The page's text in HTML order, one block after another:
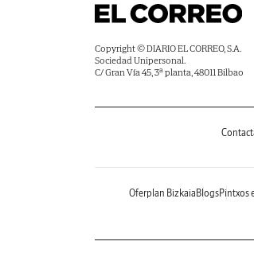
Copyright © DIARIO EL CORREO, S.A.
Sociedad Unipersonal.
C/ Gran Vía 45, 3ª planta, 48011 Bilbao
Oferplan Bizkaia BlogsPintxos